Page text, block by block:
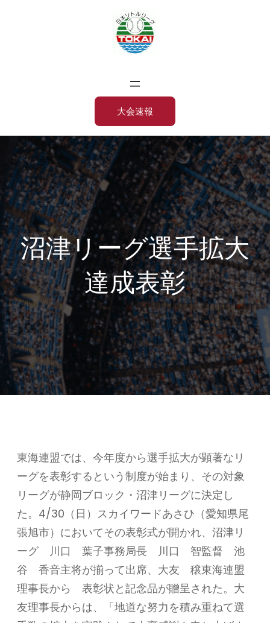
大会速報
沼津リーグ選手拡大
達成表彰
東海連盟では、今年度から選手拡大が顕著なリ
ーグを表彰するという制度が始まり、その対象
リーグが静岡ブロック・沼津リーグに決定し
た。4/30（日）スカイワードあさひ（愛知県尾
張旭市）においてその表彰式が開かれ、沼津リ
ーグ 川口 葉子事務局長 川口 智監督 池
谷 香音主将が揃って出席、大友 穣東海連盟
理事長から 表彰状と記念品が贈呈された。大
友理事長からは、「地道な努力を積み重ねて選